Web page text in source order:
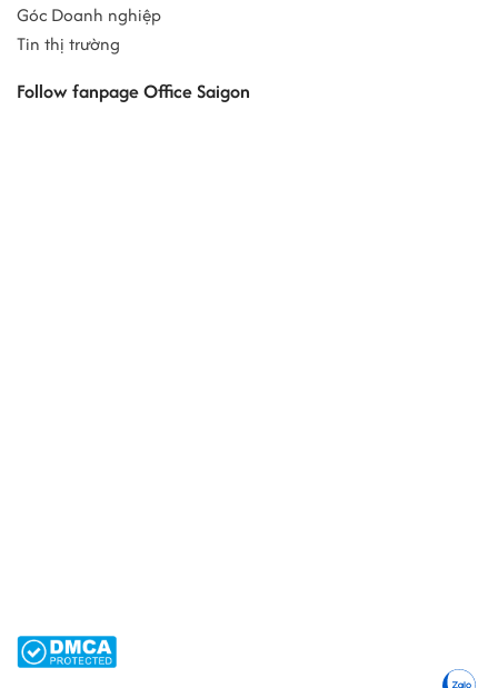
Góc Doanh nghiệp
Tin thị trường
Follow fanpage Office Saigon